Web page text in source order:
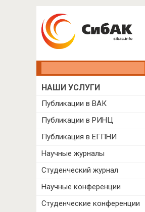
НАШИ УСЛУГИ
Публикации в ВАК
Публикации в РИНЦ
Публикация в ЕГПНИ
Научные журналы
Студенческий журнал
Научные конференции
Студенческие конференции